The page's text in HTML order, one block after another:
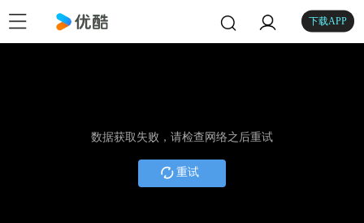
下载APP
数据获取失败，请检查网络之后重试
重试